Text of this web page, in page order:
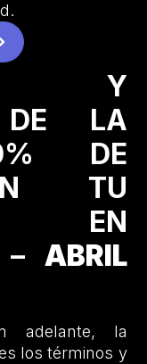
Y
DE LA
DE
TU
EN
– ABRIL
adelante, la
los términos y